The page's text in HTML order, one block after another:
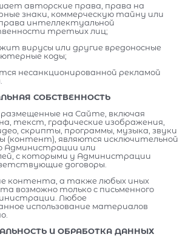
авторские права, права на
знаки, коммерческую тайну или
интеллектуальной
третьих лиц;
вирусы или другие вредоносные
коды;
несанкционированной рекламой
СОБСТВЕННОСТЬ
размещенные на Сайте, включая
текст, графические изображения,
скрипты, программы, музыка, звуки
(контент), являются исключительной
Администрации или
с которыми у Администрации
договоры.
контента, а также любых иных
возможно только с письменного
Любое
использование материалов
И ОБРАБОТКА ДАННЫХ